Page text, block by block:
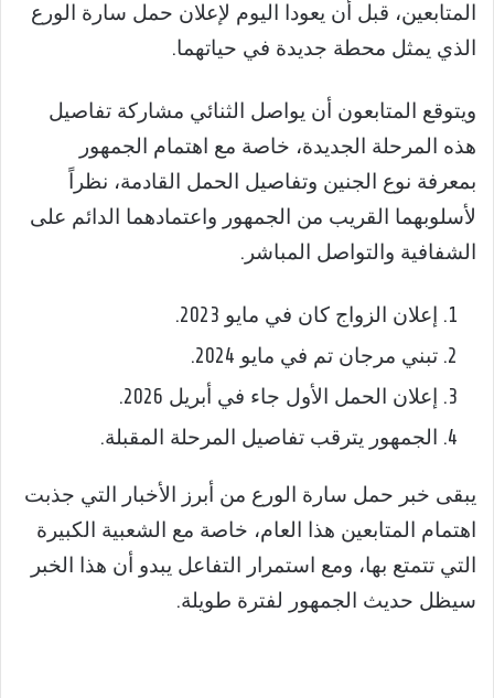
المتابعين، قبل أن يعودا اليوم لإعلان حمل سارة الورع
الذي يمثل محطة جديدة في حياتهما.
ويتوقع المتابعون أن يواصل الثنائي مشاركة تفاصيل
هذه المرحلة الجديدة، خاصة مع اهتمام الجمهور
بمعرفة نوع الجنين وتفاصيل الحمل القادمة، نظراً
لأسلوبهما القريب من الجمهور واعتمادهما الدائم على
الشفافية والتواصل المباشر.
إعلان الزواج كان في مايو 2023.
تبني مرجان تم في مايو 2024.
إعلان الحمل الأول جاء في أبريل 2026.
الجمهور يترقب تفاصيل المرحلة المقبلة.
يبقى خبر حمل سارة الورع من أبرز الأخبار التي جذبت
اهتمام المتابعين هذا العام، خاصة مع الشعبية الكبيرة
التي تتمتع بها، ومع استمرار التفاعل يبدو أن هذا الخبر
سيظل حديث الجمهور لفترة طويلة.